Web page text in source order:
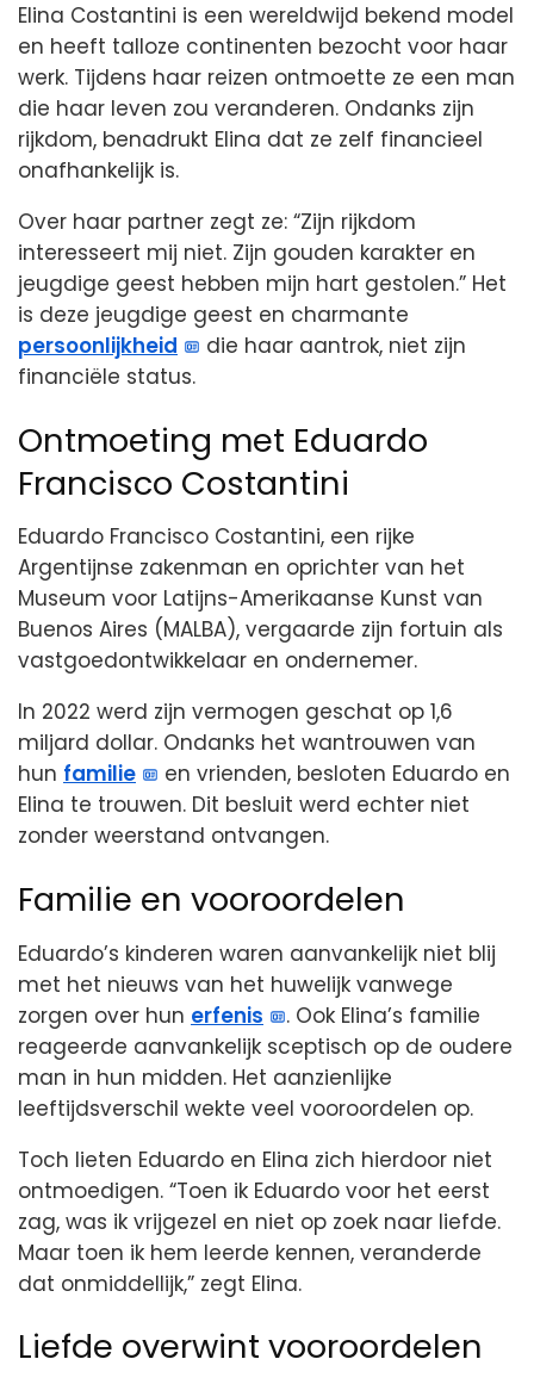
Elina Costantini is een wereldwijd bekend model
en heeft talloze continenten bezocht voor haar
werk. Tijdens haar reizen ontmoette ze een man
die haar leven zou veranderen. Ondanks zijn
rijkdom, benadrukt Elina dat ze zelf financieel
onafhankelijk is.
Over haar partner zegt ze: “Zijn rijkdom
interesseert mij niet. Zijn gouden karakter en
jeugdige geest hebben mijn hart gestolen.” Het
is deze jeugdige geest en charmante
persoonlijkheid
die haar aantrok, niet zijn
financiële status.
Ontmoeting met Eduardo
Francisco Costantini
Eduardo Francisco Costantini, een rijke
Argentijnse zakenman en oprichter van het
Museum voor Latijns-Amerikaanse Kunst van
Buenos Aires (MALBA), vergaarde zijn fortuin als
vastgoedontwikkelaar en ondernemer.
In 2022 werd zijn vermogen geschat op 1,6
miljard dollar. Ondanks het wantrouwen van
hun familie
en vrienden, besloten Eduardo en
Elina te trouwen. Dit besluit werd echter niet
zonder weerstand ontvangen.
Familie en vooroordelen
Eduardo’s kinderen waren aanvankelijk niet blij
met het nieuws van het huwelijk vanwege
zorgen over hun erfenis
. Ook Elina’s familie
reageerde aanvankelijk sceptisch op de oudere
man in hun midden. Het aanzienlijke
leeftijdsverschil wekte veel vooroordelen op.
Toch lieten Eduardo en Elina zich hierdoor niet
ontmoedigen. “Toen ik Eduardo voor het eerst
zag, was ik vrijgezel en niet op zoek naar liefde.
Maar toen ik hem leerde kennen, veranderde
dat onmiddellijk,” zegt Elina.
Liefde overwint vooroordelen